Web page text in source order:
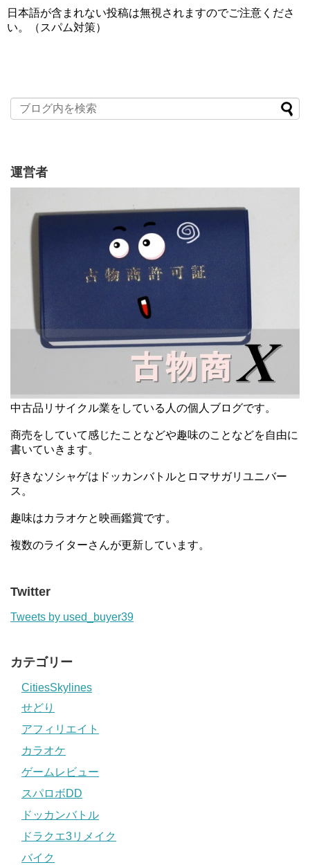
日本語が含まれない投稿は無視されますのでご注意くださ
い。（スパム対策）
運営者
中古品リサイクル業をしている人の個人ブログです。
商売をしていて感じたことなどや趣味のことなどを自由に
書いていきます。
好きなソシャゲはドッカンバトルとロマサガリユニバー
ス。
趣味はカラオケと映画鑑賞です。
複数のライターさんが更新しています。
Twitter
Tweets by used_buyer39
カテゴリー
CitiesSkylines
せどり
アフィリエイト
カラオケ
ゲームレビュー
スパロボDD
ドッカンバトル
ドラクエ3リメイク
バイク